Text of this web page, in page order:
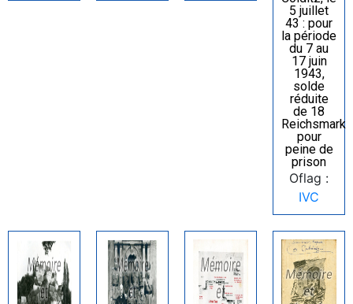
5 juillet
43 : pour
la période
du 7 au
17 juin
1943,
solde
réduite
de 18
Reichsmark
pour
peine de
prison
Oflag :
IVC